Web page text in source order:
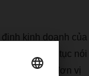
định kinh doanh của
p tục nói
n trong cá đơn vị